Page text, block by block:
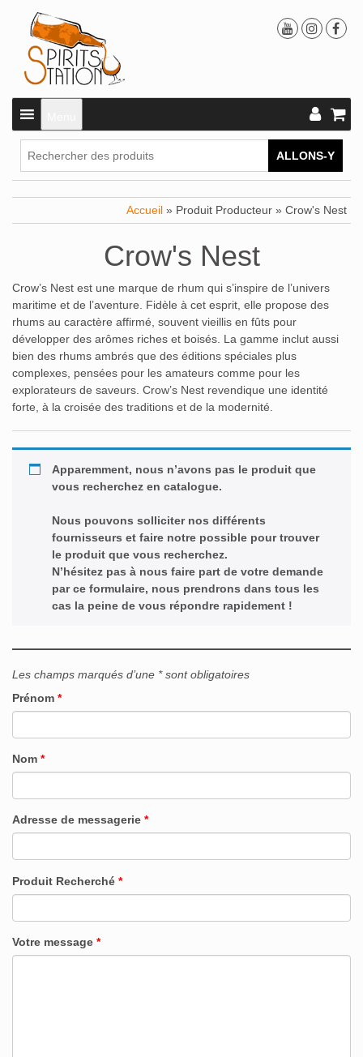
ALLONS-Y
Accueil » Produit Producteur » Crow's Nest
Crow's Nest
Crow’s Nest est une marque de rhum qui s’inspire de l’univers
maritime et de l’aventure. Fidèle à cet esprit, elle propose des
rhums au caractère affirmé, souvent vieillis en fûts pour
développer des arômes riches et boisés. La gamme inclut aussi
bien des rhums ambrés que des éditions spéciales plus
complexes, pensées pour les amateurs comme pour les
explorateurs de saveurs. Crow’s Nest revendique une identité
forte, à la croisée des traditions et de la modernité.
Apparemment, nous n’avons pas le produit que
vous recherchez en catalogue.
Nous pouvons solliciter nos différents
fournisseurs et faire notre possible pour trouver
le produit que vous recherchez.
N’hésitez pas à nous faire part de votre demande
par ce formulaire, nous prendrons dans tous les
cas la peine de vous répondre rapidement !
Les champs marqués d’une * sont obligatoires
Prénom *
Nom *
Adresse de messagerie *
Produit Recherché *
Votre message *